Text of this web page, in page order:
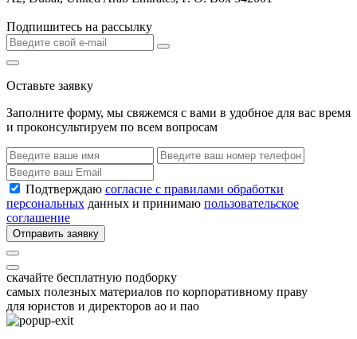
Подпишитесь на рассылку
Оставьте заявку
Заполните форму, мы свяжемся с вами в удобное для вас время
и проконсультируем по всем вопросам
Подтверждаю согласие с правилами обработки
персональных данных и принимаю пользовательское
соглашение
Отправить заявку
скачайте бесплатную подборку
самых полезных материалов по корпоративному праву
для юристов и директоров ао и пао